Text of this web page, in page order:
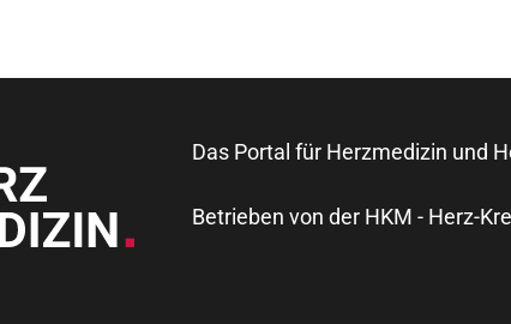
Das Portal für Herzmedizin und
Betrieben von der HKM - Herz-